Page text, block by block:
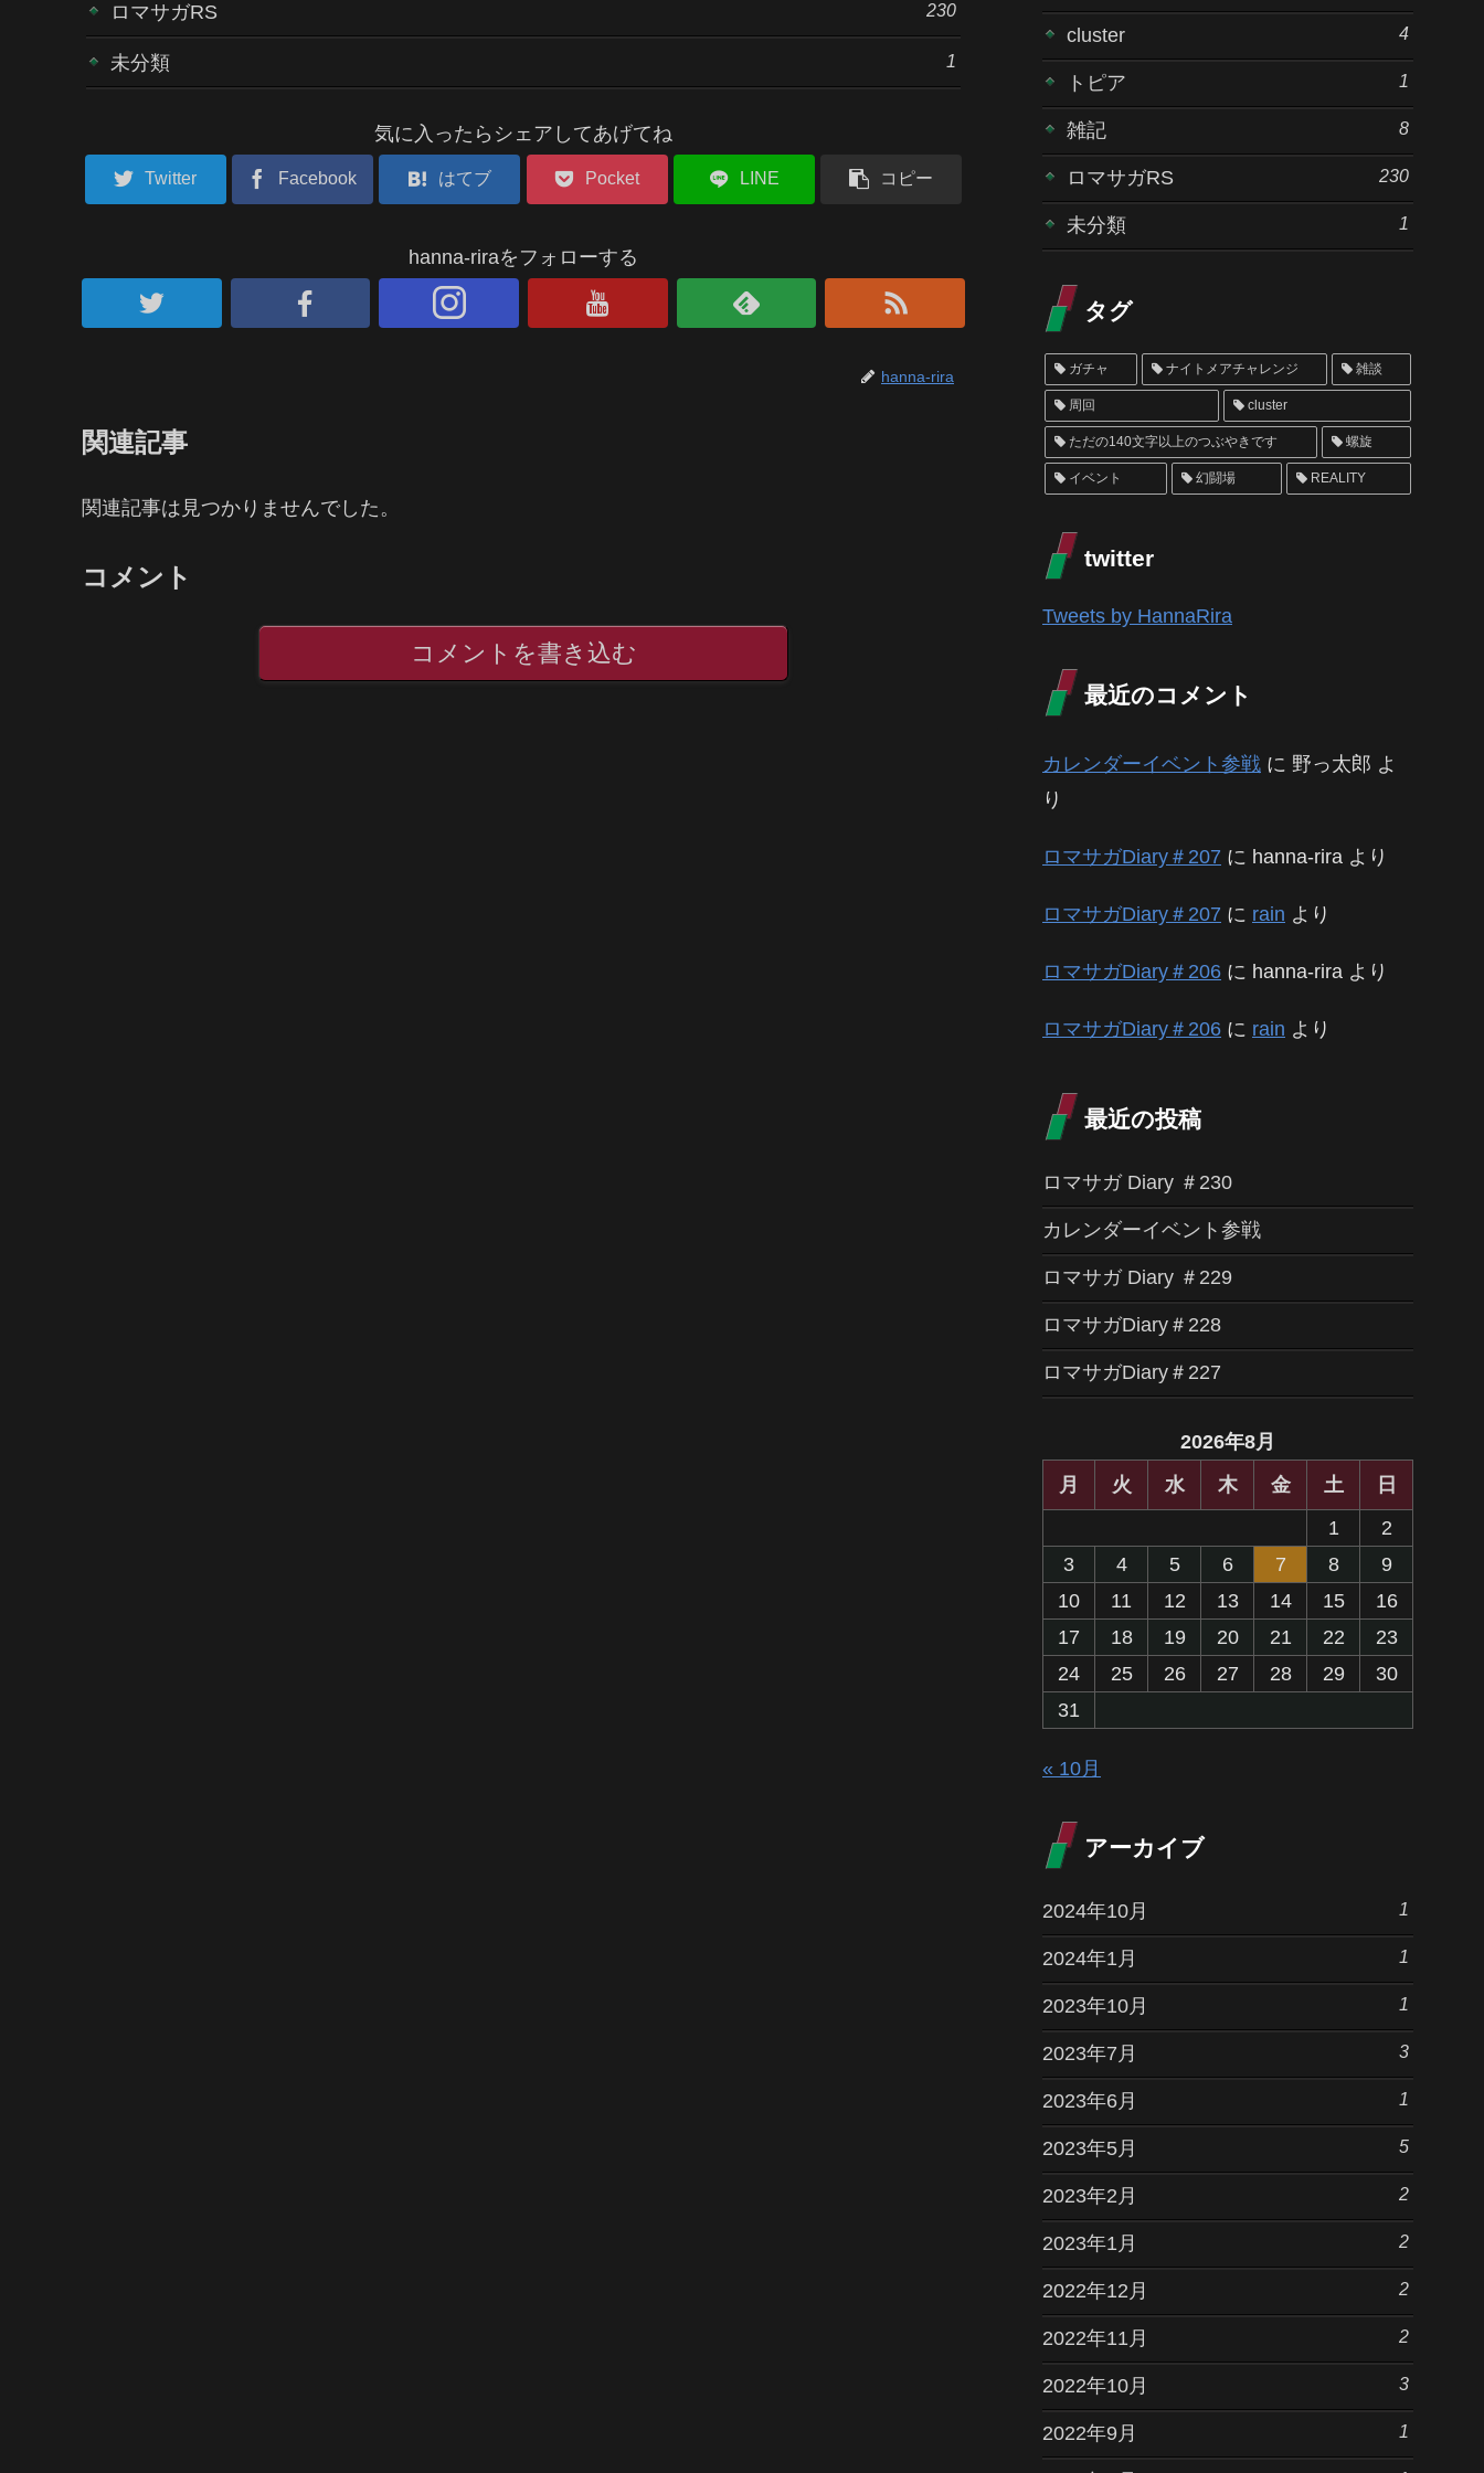
ロマサガRS 230
未分類 1
気に入ったらシェアしてあげてね
Twitter Facebook はてブ Pocket LINE コピー
hanna-riraをフォローする
hanna-rira
関連記事
関連記事は見つかりませんでした。
コメント
コメントを書き込む
cluster 4
トピア 1
雑記 8
ロマサガRS 230
未分類 1
タグ
ガチャ ナイトメアチャレンジ 雑談
周回 cluster
ただの140文字以上のつぶやきです 螺旋
イベント 幻闘場 REALITY
twitter
Tweets by HannaRira
最近のコメント
カレンダーイベント参戦 に 野っ太郎 よ
り
ロマサガDiary＃207 に hanna-rira より
ロマサガDiary＃207 に rain より
ロマサガDiary＃206 に hanna-rira より
ロマサガDiary＃206 に rain より
最近の投稿
ロマサガ Diary ＃230
カレンダーイベント参戦
ロマサガ Diary ＃229
ロマサガDiary＃228
ロマサガDiary＃227
2026年8月
月
火 水 木 金 土
日
1
2
3
4 5 6 7 8
9
10
11 12 13 14 15
16
17
18 19 20 21 22
23
24
25 26 27 28 29
30
31
« 10月
アーカイブ
2024年10月 1
2024年1月 1
2023年10月 1
2023年7月 3
2023年6月 1
2023年5月 5
2023年2月 2
2023年1月 2
2022年12月 2
2022年11月 2
2022年10月 3
2022年9月 1